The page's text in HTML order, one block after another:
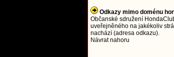
Odkazy mimo doménu
Občanské sdružení
uveřejněného na jakékoliv
nachází (adresa odkazu).
Návrat nahoru